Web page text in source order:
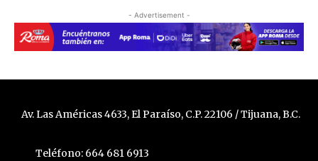
- Advertisement -
Av. Las Américas 4633, El Paraíso, C.P. 22106 / Tijuana, B.C.
Teléfono: 664 681 6913